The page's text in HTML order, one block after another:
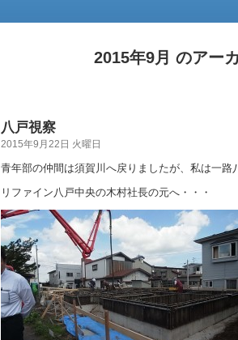
2015年9月 のアー
八戸視察
2015年9月22日 火曜日
青年部の仲間は須賀川へ戻りましたが、私は一路
リファイン八戸中央の木村社長の元へ・・・